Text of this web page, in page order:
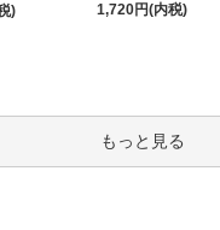
)
1,720円(内税)
もっと見る